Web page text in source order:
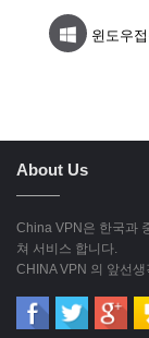
윈도우
About Us
China VPN은 한국과
쳐 서비스 합니다.
CHINA VPN 의 앞선